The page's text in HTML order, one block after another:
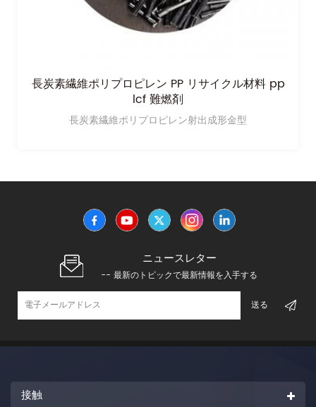
長炭素繊維ポリプロピレン PP リサイクル材料 pp
lcf 難燃剤
長炭素繊維ポリプロピレン射出成形金型
ニュースレター
-- 最新のトピックで最新情報を入手する
接触